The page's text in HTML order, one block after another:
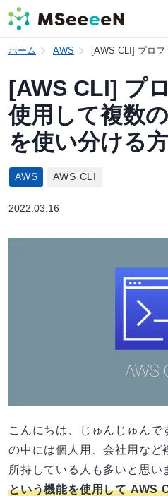
ホーム AWS [AWS CLI] プロ
[AWS CLI] プ
使用して複数
を使い分ける
AWS AWS CLI
2022.03.16
こんにちは、じゅんじゅん
の中には個人用、会社用など
所持している人も多いと思い
という機能を使用して AWS